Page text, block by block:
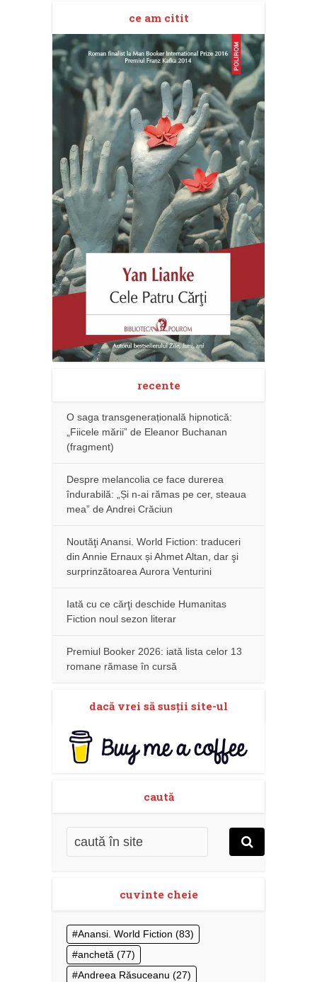
ce am citit
recente
O saga transgenerațională hipnotică:
„Fiicele mării” de Eleanor Buchanan
(fragment)
Despre melancolia ce face durerea
îndurabilă: „Și n-ai rămas pe cer, steaua
mea” de Andrei Crăciun
Noutăţi Anansi. World Fiction: traduceri
din Annie Ernaux și Ahmet Altan, dar şi
surprinzătoarea Aurora Venturini
Iată cu ce cărţi deschide Humanitas
Fiction noul sezon literar
Premiul Booker 2026: iată lista celor 13
romane rămase în cursă
dacă vrei să susţii site-ul
caută
cuvinte cheie
Anansi. World Fiction (83)
anchetă (77)
Andreea Răsuceanu (27)